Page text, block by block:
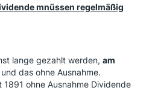
mnüssen regelmäßig
lange gezahlt werden, am
und das ohne Ausnahme.
ohne Ausnahme Dividende